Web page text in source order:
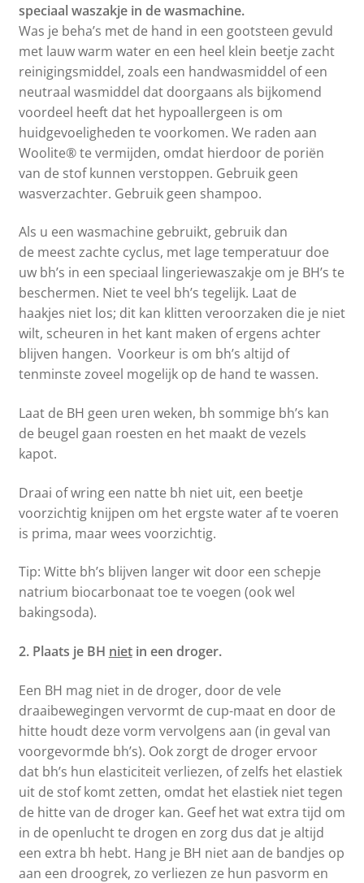
speciaal waszakje in de wasmachine.
Was je beha’s met de hand in een gootsteen gevuld
met lauw warm water en een heel klein beetje zacht
reinigingsmiddel, zoals een handwasmiddel of een
neutraal wasmiddel dat doorgaans als bijkomend
voordeel heeft dat het hypoallergeen is om
huidgevoeligheden te voorkomen. We raden aan
Woolite® te vermijden, omdat hierdoor de poriën
van de stof kunnen verstoppen. Gebruik geen
wasverzachter. Gebruik geen shampoo.
Als u een wasmachine gebruikt, gebruik dan
de meest zachte cyclus, met lage temperatuur doe
uw bh’s in een speciaal lingeriewaszakje om je BH’s te
beschermen. Niet te veel bh’s tegelijk. Laat de
haakjes niet los; dit kan klitten veroorzaken die je niet
wilt, scheuren in het kant maken of ergens achter
blijven hangen. Voorkeur is om bh’s altijd of
tenminste zoveel mogelijk op de hand te wassen.
Laat de BH geen uren weken, bh sommige bh’s kan
de beugel gaan roesten en het maakt de vezels
kapot.
Draai of wring een natte bh niet uit, een beetje
voorzichtig knijpen om het ergste water af te voeren
is prima, maar wees voorzichtig.
Tip: Witte bh’s blijven langer wit door een schepje
natrium biocarbonaat toe te voegen (ook wel
bakingsoda).
2. Plaats je BH nietin een droger.
Een BH mag niet in de droger, door de vele
draaibewegingen vervormt de cup-maat en door de
hitte houdt deze vorm vervolgens aan (in geval van
voorgevormde bh’s). Ook zorgt de droger ervoor
dat bh’s hun elasticiteit verliezen, of zelfs het elastiek
uit de stof komt zetten, omdat het elastiek niet tegen
de hitte van de droger kan. Geef het wat extra tijd om
in de openlucht te drogen en zorg dus dat je altijd
een extra bh hebt. Hang je BH niet aan de bandjes op
aan een droogrek, zo verliezen ze hun pasvorm en